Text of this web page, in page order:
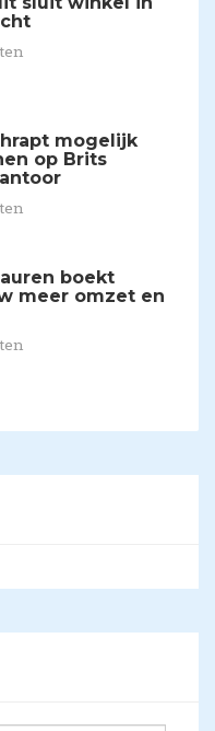
mogelijk
op Brits
boekt
meer omzet en